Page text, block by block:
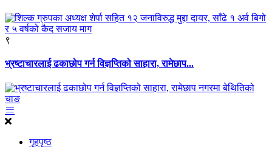
९
भ्रष्टाचारलाई ढकाछोप गर्न विज्ञप्तिको साहारा, रामेछाप...
गृहपृष्ठ